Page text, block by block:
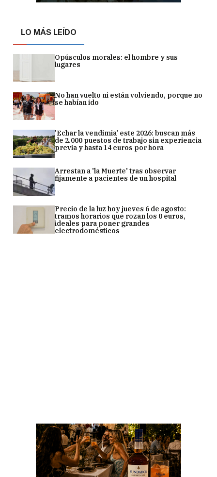
LO MÁS LEÍDO
Opúsculos morales: el hombre y sus
lugares
No han vuelto ni están volviendo, porque no
se habían ido
'Echar la vendimia' este 2026: buscan más
de 2.000 puestos de trabajo sin experiencia
previa y hasta 14 euros por hora
Arrestan a 'la Muerte' tras observar
fijamente a pacientes de un hospital
Precio de la luz hoy jueves 6 de agosto:
tramos horarios que rozan los 0 euros,
ideales para poner grandes
electrodomésticos